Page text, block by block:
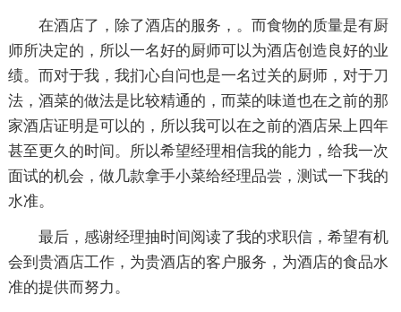
在酒店了，除了酒店的服务，。而食物的质量是有厨
师所决定的，所以一名好的厨师可以为酒店创造良好的业
绩。而对于我，我扪心自问也是一名过关的厨师，对于刀
法，酒菜的做法是比较精通的，而菜的味道也在之前的那
家酒店证明是可以的，所以我可以在之前的酒店呆上四年
甚至更久的时间。所以希望经理相信我的能力，给我一次
面试的机会，做几款拿手小菜给经理品尝，测试一下我的
水准。
最后，感谢经理抽时间阅读了我的求职信，希望有机
会到贵酒店工作，为贵酒店的客户服务，为酒店的食品水
准的提供而努力。